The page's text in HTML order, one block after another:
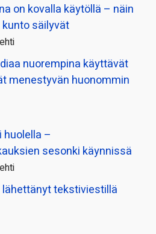
on kovalla käytöllä – näin
säilyvät
nuorempina käyttävät
menestyvän huonommin
huolella –
sesonki käynnissä
lähettänyt tekstiviestillä